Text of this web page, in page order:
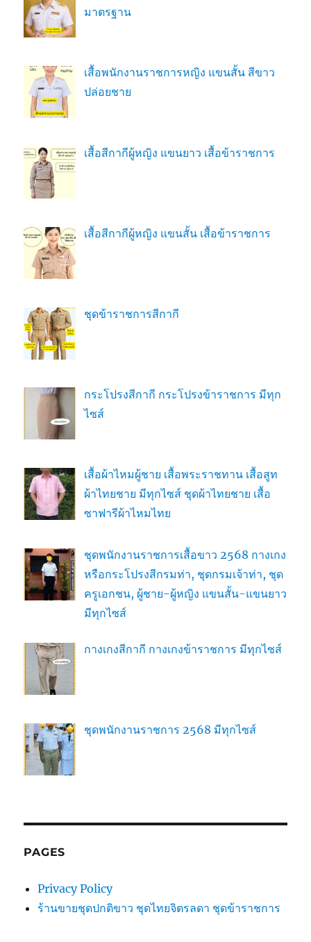
มาตรฐาน
เสื้อพนักงานราชการหญิง แขนสั้น สีขาว
ปล่อยชาย
เสื้อสีกากีผู้หญิง แขนยาว เสื้อข้าราชการ
เสื้อสีกากีผู้หญิง แขนสั้น เสื้อข้าราชการ
ชุดข้าราชการสีกากี
กระโปรงสีกากี กระโปรงข้าราชการ มีทุก
ไซส์
เสื้อผ้าไหมผู้ชาย เสื้อพระราชทาน เสื้อสูท
ผ้าไทยชาย มีทุกไซส์ ชุดผ้าไทยชาย เสื้อ
ซาฟารีผ้าไหมไทย
ชุดพนักงานราชการเสื้อขาว 2568 กางเกง
หรือกระโปรงสีกรมท่า, ชุดกรมเจ้าท่า, ชุด
ครูเอกชน, ผู้ชาย-ผู้หญิง แขนสั้น-แขนยาว
มีทุกไซส์
กางเกงสีกากี กางเกงข้าราชการ มีทุกไซส์
ชุดพนักงานราชการ 2568 มีทุกไซส์
PAGES
Privacy Policy
ร้านขายชุดปกติขาว ชุดไทยจิตรลดา ชุดข้าราชการ